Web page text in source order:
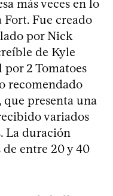
más veces en lo
Fort. Fue creado
por Nick
de Kyle
2 Tomatoes
recomendado
que presenta una
variados
La duración
entre 20 y 40